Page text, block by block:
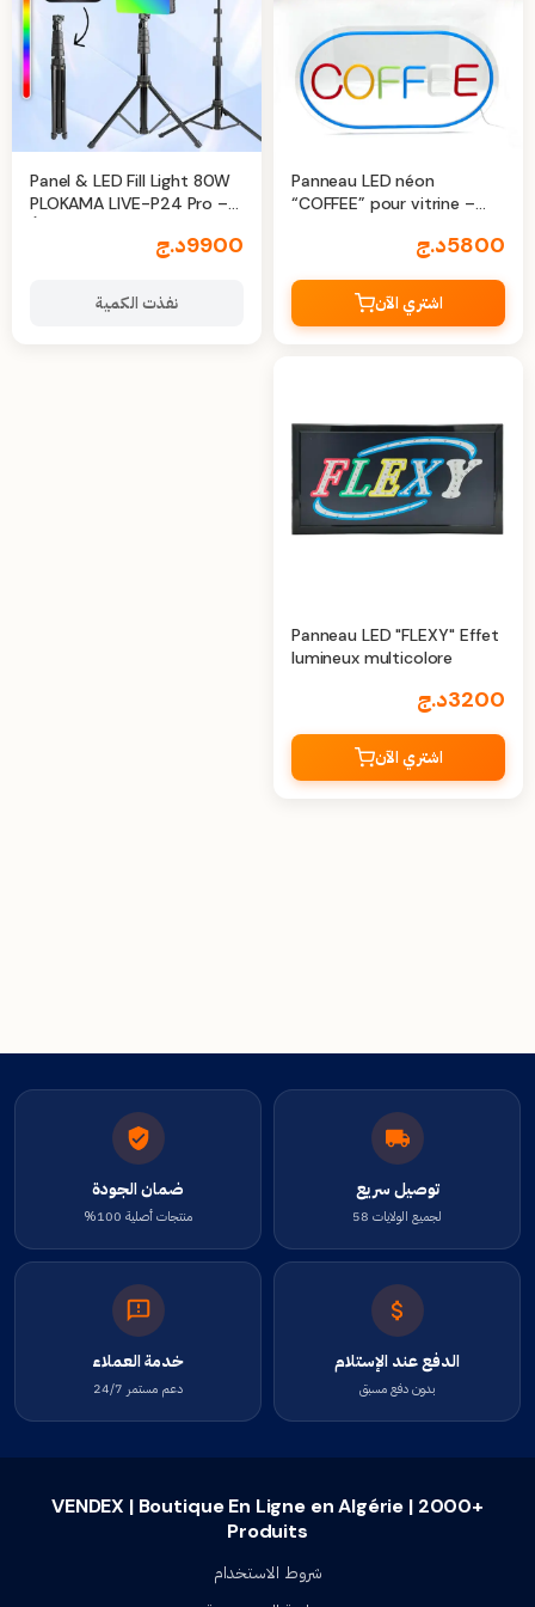
Panneau LED néon
“COFFEE” pour vitrine –
moderne et élégante5800د.ج
اشتري الآن
Panel & LED Fill Light 80W
PLOKAMA LIVE-P24 Pro –
9900د.ج
نفذت الكمية
Panneau LED "FLEXY" Effet
lumineux multicolore
3200د.ج
اشتري الآن
توصيل سريع
لجميع الولايات 58
ضمان الجودة
منتجات أصلية 100%
الدفع عند الإستلام
بدون دفع مسبق
خدمة العملاء
دعم مستمر 24/7
VENDEX | Boutique En Ligne en Algérie | 2000+
Produits
شروط الاستخدام